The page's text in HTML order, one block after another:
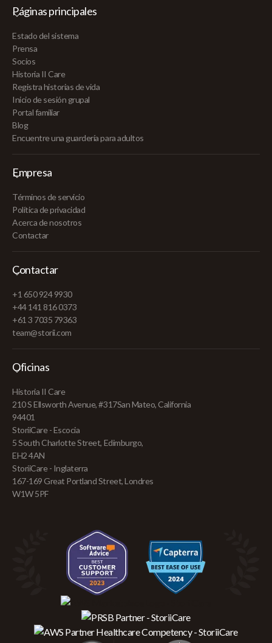
Páginas principales
Estado del sistema
Prensa
Socios
Historia II Care
Registra historias de vida
Inicio de sesión grupal
Portal familiar
Blog
Encuentre una guardería para adultos
Empresa
Términos de servicio
Política de privacidad
Acerca de nosotros
Contactar
Contactar
+1 650 924 9930
+44 141 816 0373
+61 3 7035 79363
team@storii.com
Oficinas
Historia II Care
210 S Ellsworth Avenue, #317San Mateo, California
94401
StoriiCare - Escocia
5 South Charlotte Street, Edimburgo,
EH2 4AN
StoriiCare - Inglaterra
167-169 Great Portland Street, Londres
W1W 5PF